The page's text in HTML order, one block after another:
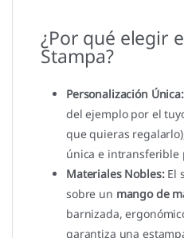
¿Por qué elegir
Stampa?
Personalización Única:
del ejemplo por el
que quieras
única e intransferible
Materiales Nobles:El
sobre un mango de
barnizada,
garantiza una